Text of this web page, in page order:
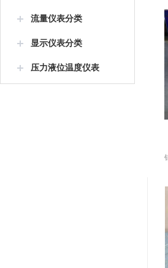
流量仪表分类
显示仪表分类
压力液位温度仪表